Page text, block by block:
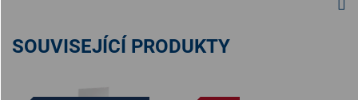
SOUVISEJÍCÍ PRODUKTY